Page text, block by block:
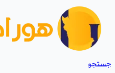
جستجو